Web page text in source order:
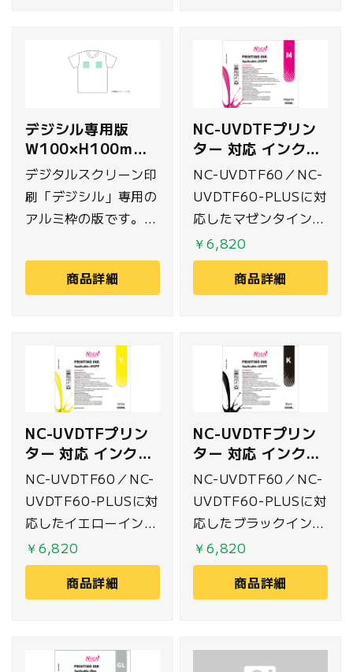
デジシル専用版
W100×H100mm
(Tシャツ左右胸用)
デジタルスクリーン印
刷「デジシル」専用の
アルミ枠の版です。
ト範囲以外に乳剤を塗
り露光したもので、プ
製版します。こちらは
W100×H100mmの
プリント範囲に対応し
ており、Tシャツなど
の左胸・右胸ワンポイ
ントに使用可能です。
商品詳細
NC-UVDTFプリン
ター 対応 インク
500ml マゼンタ
NC-UVDTF60／NC-
UVDTF60-PLUSに対
応したマゼンタインク
500mlです。
￥6,820
商品詳細
NC-UVDTFプリン
ター 対応 インク
500ml イエロー
NC-UVDTF60／NC-
UVDTF60-PLUSに対
応したイエローインク
500mlです。
￥6,820
商品詳細
NC-UVDTFプリン
ター 対応 インク
500ml ブラック
NC-UVDTF60／NC-
UVDTF60-PLUSに対
応したブラックインク
500mlです。
￥6,820
商品詳細